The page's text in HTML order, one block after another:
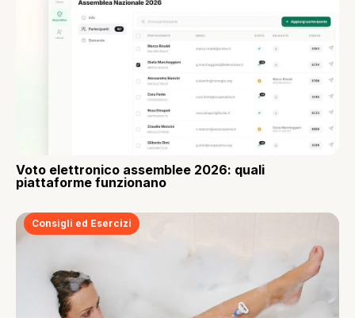
Voto elettronico assemblee 2026: quali
piattaforme funzionano
Consigli ed Esercizi